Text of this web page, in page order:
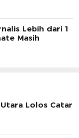
Lebih dari 1
Masih
Lolos Catar